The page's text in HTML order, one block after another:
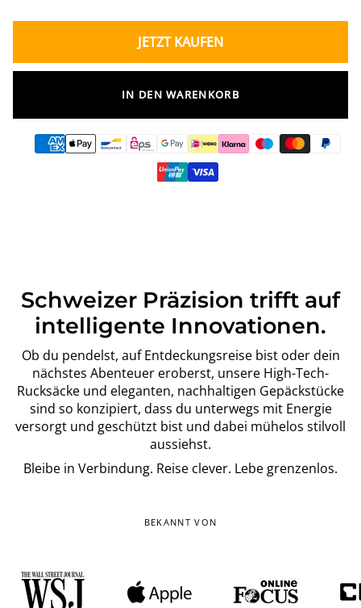
JETZT KAUFEN
IN DEN WARENKORB
Schweizer Präzision trifft auf
intelligente Innovationen.
Ob du pendelst, auf Entdeckungsreise bist oder dein
nächstes Abenteuer eroberst, unsere High-Tech-
Rucksäcke und eleganten, nachhaltigen Gepäckstücke
sind so konzipiert, dass du unterwegs mit Energie
versorgt und geschützt bist und dabei mühelos stilvoll
aussiehst.
Bleibe in Verbindung. Reise clever. Lebe grenzenlos.
BEKANNT VON